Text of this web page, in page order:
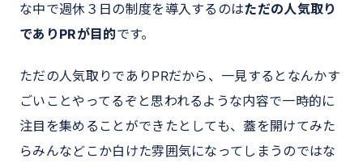
な中で週休３日の制度を導入するのはただの人気取り
でありPRが目的です。
ただの人気取りでありPRだから、一見するとなんかす
ごいことやってるぞと思われるような内容で一時的に
注目を集めることができたとしても、蓋を開けてみた
らみんなどこか白けた雰囲気になってしまうのではな